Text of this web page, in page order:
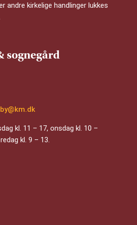
andre kirkelige handlinger lukkes
sognegård
kl. 11 – 17, onsdag kl. 10 –
kl. 9 – 13.